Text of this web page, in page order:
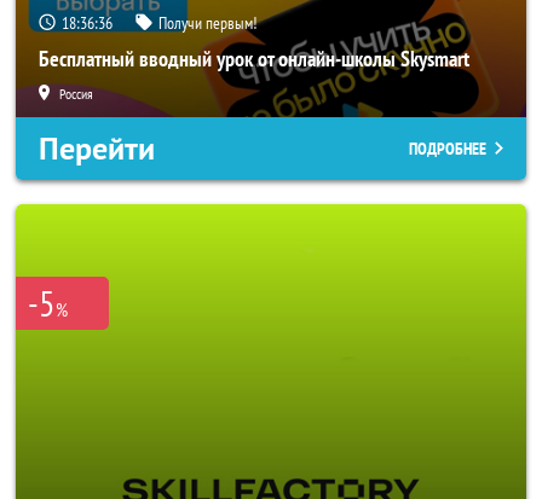
18:36:35 Получи первым!
Бесплатный вводный урок от онлайн-школы Skysmart
Россия
Перейти ПОДРОБНЕЕ
-5%